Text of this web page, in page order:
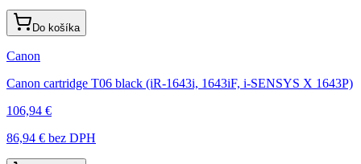
Do košíka
Canon
Canon cartridge T06 black (iR-1643i, 1643iF, i-SENSYS X 1643P)
106,94 €
86,94 € bez DPH